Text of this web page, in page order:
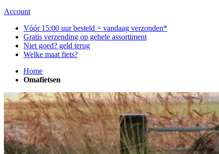
Account
Vóór 15:00 uur besteld = vandaag verzonden*
Gratis verzending op gehele assortiment
Niet goed? geld terug
Welke maat fiets?
Home
Omafietsen